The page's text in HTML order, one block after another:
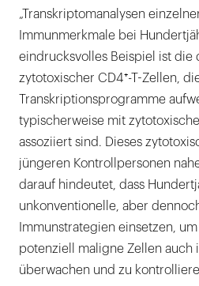
„Transkriptomanalysen
Immunmerkmale bei
eindrucksvolles Beispiel ist die
zytotoxischer CD4⁺-T-Zellen,
Transkriptionsprogramme
typischerweise mit
assoziiert sind. Dieses
jüngeren Kontrollpersonen
darauf hindeutet, dass
unkonventionelle, aber
Immunstrategien einsetzen,
potenziell maligne Zellen auch
überwachen und zu